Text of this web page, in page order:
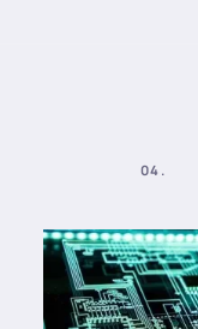
04.